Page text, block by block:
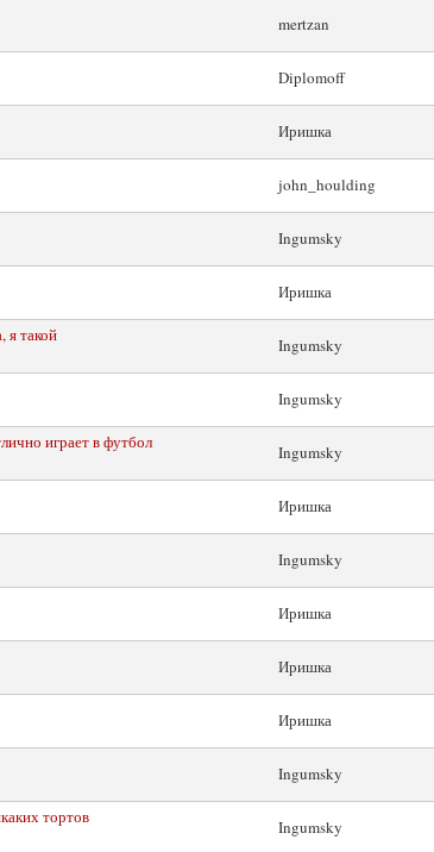
mertzan
Diplomoff
Иришка
john_houlding
Ingumsky
Иришка
такой
Ingumsky
Ingumsky
играет в футбол
Ingumsky
Иришка
Ingumsky
Иришка
Иришка
Иришка
Ingumsky
тортов
Ingumsky